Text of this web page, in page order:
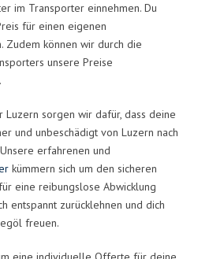
im Transporter einnehmen. Du
für einen eigenen
Zudem können wir durch die
unsere Preise
Luzern sorgen wir dafür, dass deine
und unbeschädigt von Luzern nach
erfahrenen und
kümmern sich um den sicheren
eine reibungslose Abwicklung
entspannt zurücklehnen und dich
freuen.